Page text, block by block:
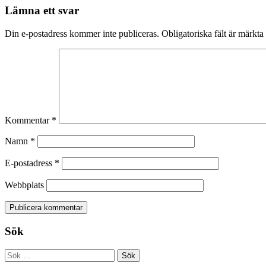
Lämna ett svar
Din e-postadress kommer inte publiceras. Obligatoriska fält är märkta
Kommentar *
Namn *
E-postadress *
Webbplats
Sök
Sök